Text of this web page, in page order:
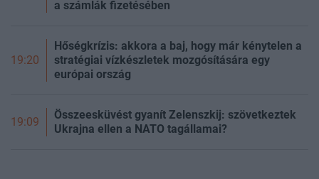
a számlák fizetésében
19:20
Hőségkrízis: akkora a baj, hogy már kénytelen a
stratégiai vízkészletek mozgósítására egy
európai ország
19:09
Összeesküvést gyanít Zelenszkij: szövetkeztek
Ukrajna ellen a NATO tagállamai?